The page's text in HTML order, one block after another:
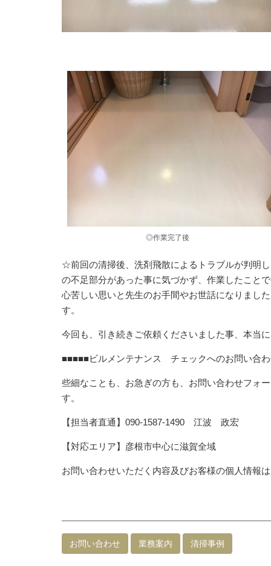
◎作業完了後
☆前回の清掃後、洗剤飛散によるトラブルが判明
の不足部分があった事に気づかず、作業したこと
心苦しい思いと先生のお手間やお世話になりまし
す。
今回も、引き続きご依頼くださいました事、本当
■■■■■ビルメンテナンス チェックへのお問い合
些細なことも、お急ぎの方も、お問い合わせフォ
す。
【担当者直通】090-1587-1490 江波 政宏
【対応エリア】彦根市中心に滋賀全域
お問い合わせいただく内容及びお客様の個人情報
お問い合わせ 業務案内 清掃事例